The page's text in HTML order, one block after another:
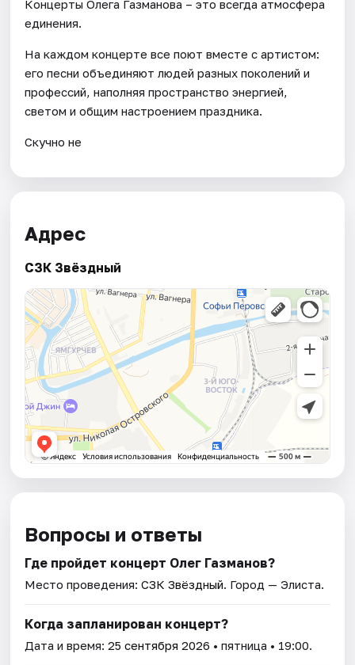
Концерты Олега Газманова – это всегда атмосфера
единения.
На каждом концерте все поют вместе с артистом:
его песни объединяют людей разных поколений и
профессий, наполняя пространство энергией,
светом и общим настроением праздника.
Скучно не
Адрес
СЗК Звёздный
Вопросы и ответы
Где пройдет концерт Олег Газманов?
Место проведения:СЗК Звёздный. Город — Элиста.
Когда запланирован концерт?
Дата и время:25 сентября 2026 • пятница • 19:00.